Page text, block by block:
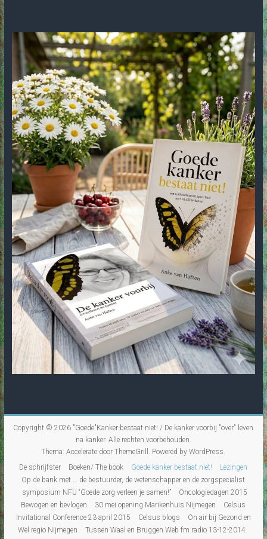
Copyright © 2026 "Goede"Kanker bestaat niet! / De kanker voorbij "over" leven
na kanker. Alle rechten voorbehouden.
Thema:Accelerate door ThemeGrill. Powered byWordPress.
De schrijfster
Boeken/ The book Goede kanker bestaat niet!
Lezingen
Op de bank met … de bestuurder, de wetenschapper en de zorgspecialist
symposium NFU “Goede zorg verleen je samen!”
Oncologiedagen 2015
Bewogen en bevlogen
30 mei opening Marikenhuis Nijmegen
Celsus
Invitational Conference 23 april 2015
Celsus blogs
On air bij Gezond en
Wel regio Nijmegen
Tussen Waal en Bruggen Web fm radio 13-12-2014